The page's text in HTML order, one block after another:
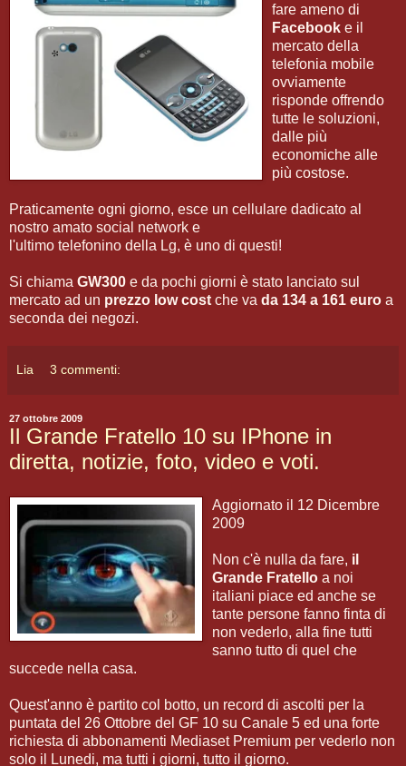
fare ameno di
Facebook e il
mercato della
telefonia mobile
ovviamente
risponde offrendo
tutte le soluzioni,
dalle più
economiche alle
più costose.
Praticamente ogni giorno, esce un cellulare dadicato al
nostro amato social network e
l'ultimo telefonino della Lg, è uno di questi!
Si chiama GW300 e da pochi giorni è stato lanciato sul
mercato ad un prezzo low cost che va da 134 a 161 euro a
seconda dei negozi.
Lia 3 commenti:
27 ottobre 2009
Il Grande Fratello 10 su IPhone in
diretta, notizie, foto, video e voti.
Aggiornato il 12 Dicembre
2009
Non c'è nulla da fare, il
Grande Fratello a noi
italiani piace ed anche se
tante persone fanno finta di
non vederlo, alla fine tutti
sanno tutto di quel che
succede nella casa.
Quest'anno è partito col botto, un record di ascolti per la
puntata del 26 Ottobre del GF 10 su Canale 5 ed una forte
richiesta di abbonamenti Mediaset Premium per vederlo non
solo il Lunedi, ma tutti i giorni, tutto il giorno.